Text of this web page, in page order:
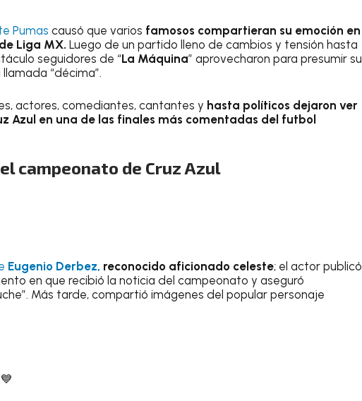
Pumas causó que varios famosos compartieran su emoción en
Liga MX. Luego de un partido lleno de cambios y tensión hasta
seguidores de “La Máquina” aprovecharon para presumir su
“décima”.
actores, comediantes, cantantes y hasta políticos dejaron ver
Azul en una de las finales más comentadas del futbol
campeonato de Cruz Azul
Eugenio Derbez, reconocido aficionado celeste; el actor publicó
en que recibió la noticia del campeonato y aseguró
Más tarde, compartió imágenes del popular personaje